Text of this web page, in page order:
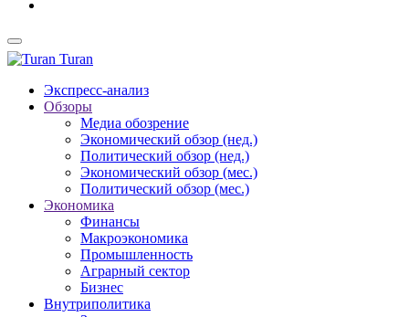
Turan
Экспресс-анализ
Обзоры
Медиа обозрение
Экономический обзор (нед.)
Политический обзор (нед.)
Экономический обзор (мес.)
Политический обзор (мес.)
Экономика
Финансы
Макроэкономика
Промышленность
Аграрный сектор
Бизнес
Внутриполитика